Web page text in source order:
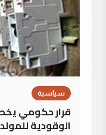
سياسية
قرار حكومي
الوقودية